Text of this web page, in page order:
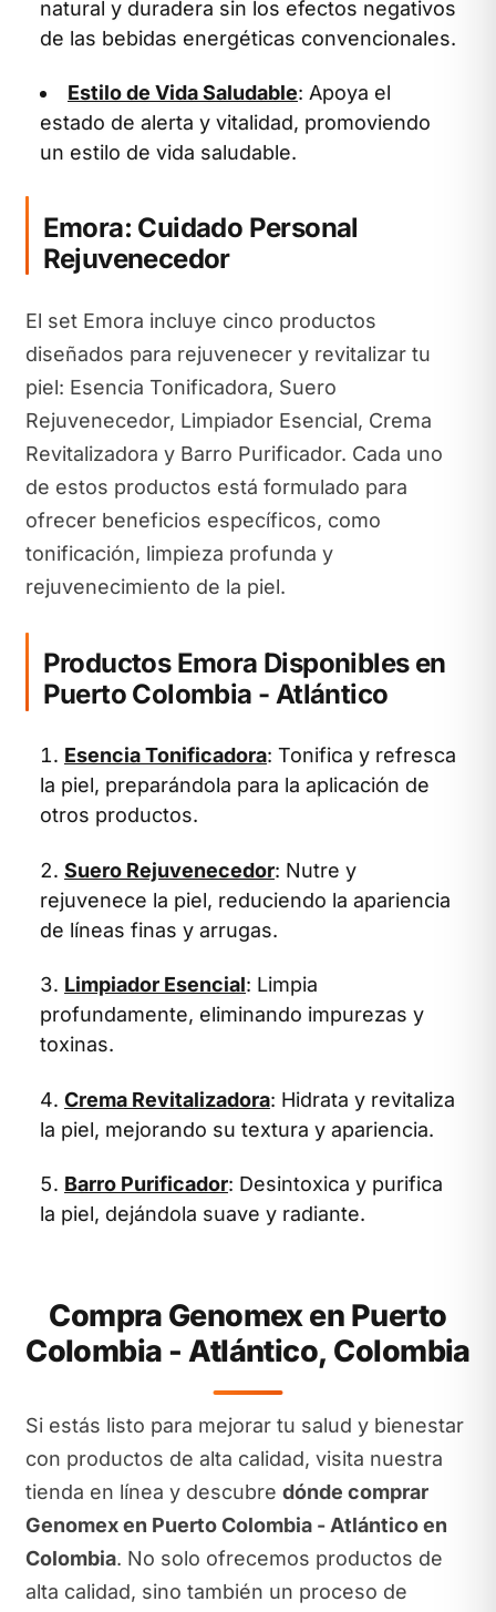
natural y duradera sin los efectos negativos
de las bebidas energéticas convencionales.
Estilo de Vida Saludable: Apoya el
estado de alerta y vitalidad, promoviendo
un estilo de vida saludable.
Emora: Cuidado Personal
Rejuvenecedor
El set Emora incluye cinco productos
diseñados para rejuvenecer y revitalizar tu
piel: Esencia Tonificadora, Suero
Rejuvenecedor, Limpiador Esencial, Crema
Revitalizadora y Barro Purificador. Cada uno
de estos productos está formulado para
ofrecer beneficios específicos, como
tonificación, limpieza profunda y
rejuvenecimiento de la piel.
Productos Emora Disponibles en
Puerto Colombia - Atlántico
Esencia Tonificadora: Tonifica y refresca
la piel, preparándola para la aplicación de
otros productos.
Suero Rejuvenecedor: Nutre y
rejuvenece la piel, reduciendo la apariencia
de líneas finas y arrugas.
Limpiador Esencial: Limpia
profundamente, eliminando impurezas y
toxinas.
Crema Revitalizadora: Hidrata y revitaliza
la piel, mejorando su textura y apariencia.
Barro Purificador: Desintoxica y purifica
la piel, dejándola suave y radiante.
Compra Genomex en Puerto
Colombia - Atlántico, Colombia
Si estás listo para mejorar tu salud y bienestar
con productos de alta calidad, visita nuestra
tienda en línea y descubre dónde comprar
Genomex en Puerto Colombia - Atlántico en
Colombia. No solo ofrecemos productos de
alta calidad, sino también un proceso de